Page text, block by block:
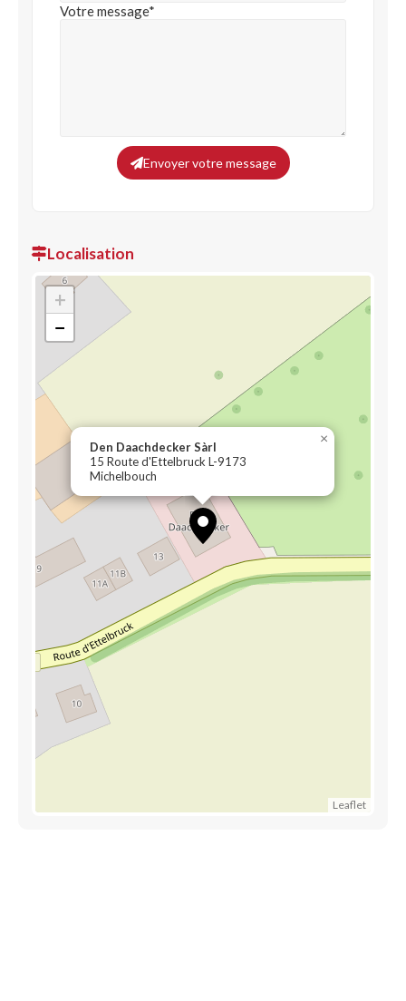
Votre message*
Envoyer votre message
Localisation
Den Daachdecker Sàrl
15 Route d'Ettelbruck L-9173
Michelbouch
×
+
−
Leaflet